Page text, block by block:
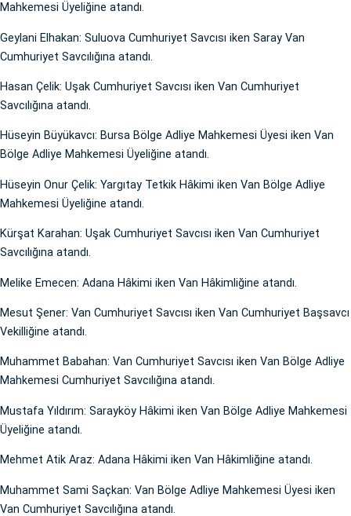
Mahkemesi Üyeliğine atandı.
Geylani Elhakan: Suluova Cumhuriyet Savcısı iken Saray Van
Cumhuriyet Savcılığına atandı.
Hasan Çelik: Uşak Cumhuriyet Savcısı iken Van Cumhuriyet
Savcılığına atandı.
Hüseyin Büyükavcı: Bursa Bölge Adliye Mahkemesi Üyesi iken Van
Bölge Adliye Mahkemesi Üyeliğine atandı.
Hüseyin Onur Çelik: Yargıtay Tetkik Hâkimi iken Van Bölge Adliye
Mahkemesi Üyeliğine atandı.
Kürşat Karahan: Uşak Cumhuriyet Savcısı iken Van Cumhuriyet
Savcılığına atandı.
Melike Emecen: Adana Hâkimi iken Van Hâkimliğine atandı.
Mesut Şener: Van Cumhuriyet Savcısı iken Van Cumhuriyet Başsavcı
Vekilliğine atandı.
Muhammet Babahan: Van Cumhuriyet Savcısı iken Van Bölge Adliye
Mahkemesi Cumhuriyet Savcılığına atandı.
Mustafa Yıldırım: Sarayköy Hâkimi iken Van Bölge Adliye Mahkemesi
Üyeliğine atandı.
Mehmet Atik Araz: Adana Hâkimi iken Van Hâkimliğine atandı.
Muhammet Sami Saçkan: Van Bölge Adliye Mahkemesi Üyesi iken
Van Cumhuriyet Savcılığına atandı.